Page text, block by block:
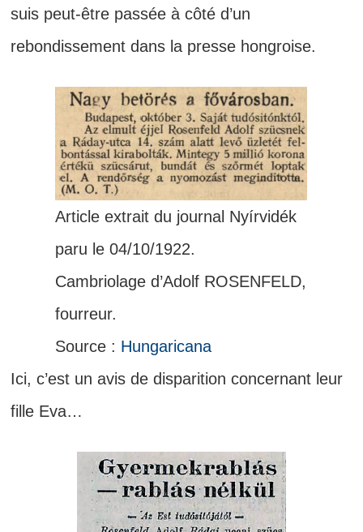
suis peut-être passée à côté d’un
rebondissement dans la presse hongroise.
Article extrait du journal Nyírvidék
paru le 04/10/1922.
Cambriolage d’Adolf ROSENFELD,
fourreur.
Source : Hungaricana
Ici, c’est un avis de disparition concernant leur
fille Eva…